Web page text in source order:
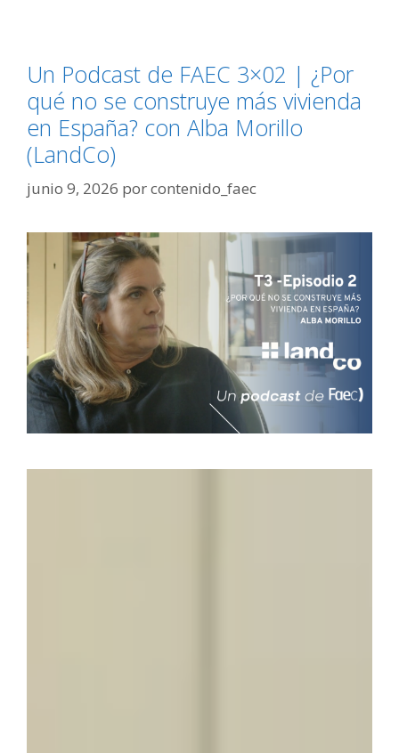
Un Podcast de FAEC 3×02 | ¿Por
qué no se construye más vivienda
en España? con Alba Morillo
(LandCo)
junio 9, 2026 porcontenido_faec